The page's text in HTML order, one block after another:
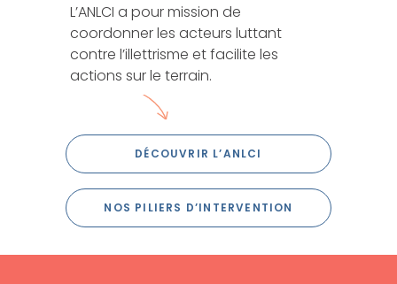
L’ANLCI a pour mission de
coordonner les acteurs luttant
contre l’illettrisme et facilite les
actions sur le terrain.
DÉCOUVRIR L’ANLCI
NOS PILIERS D’INTERVENTION